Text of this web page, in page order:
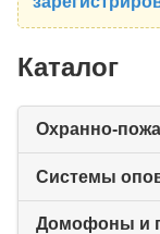
Каталог
Охранно-
Системы
Домофоны и